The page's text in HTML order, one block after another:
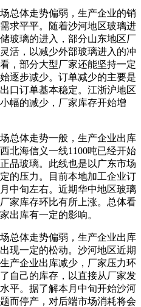
体走势偏弱，生产企业的销
求平平。随着沙河地区玻璃进
玻璃的进入，部分山东地区厂
活，以减少外部玻璃进入的冲
，部分大型厂家还能坚持一定
逐步减少。订单减少的主要是
口订单基本稳定。江浙沪地区
幅的减少，厂家库存开始增
体走势一般，生产企业出库
北海信义一线1100吨已经开始
品玻璃。此线也是以广东市场
的压力。目前本地加工企业订
中旬左右。近期华中地区玻璃
家库存环比有所上涨。总体看
出库有一定的影响。
体走势偏弱，生产企业出库
现一定的松动。沙河地区近期
产企业出库减少，厂家压力环
自己的库存，以直接从厂家发
平。据了解本月中旬开始沙河
而停产，对后端市场消耗将会